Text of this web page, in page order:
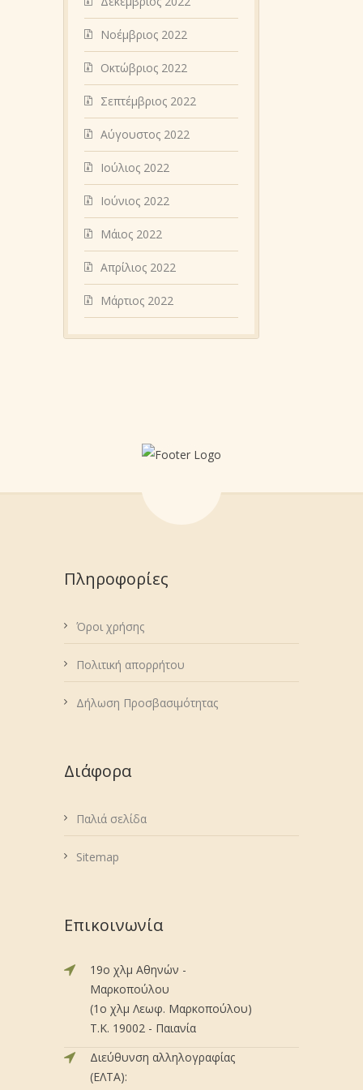
Νοέμβριος 2022
Οκτώβριος 2022
Σεπτέμβριος 2022
Αύγουστος 2022
Ιούλιος 2022
Ιούνιος 2022
Μάιος 2022
Απρίλιος 2022
Μάρτιος 2022
Πληροφορίες
Όροι χρήσης
Πολιτική απορρήτου
Δήλωση Προσβασιμότητας
Διάφορα
Παλιά σελίδα
Sitemap
Επικοινωνία
19ο χλμ Αθηνών -
Μαρκοπούλου
(1ο χλμ Λεωφ. Μαρκοπούλου)
Τ.Κ. 19002 - Παιανία
Διεύθυνση αλληλογραφίας
(ΕΛΤΑ):